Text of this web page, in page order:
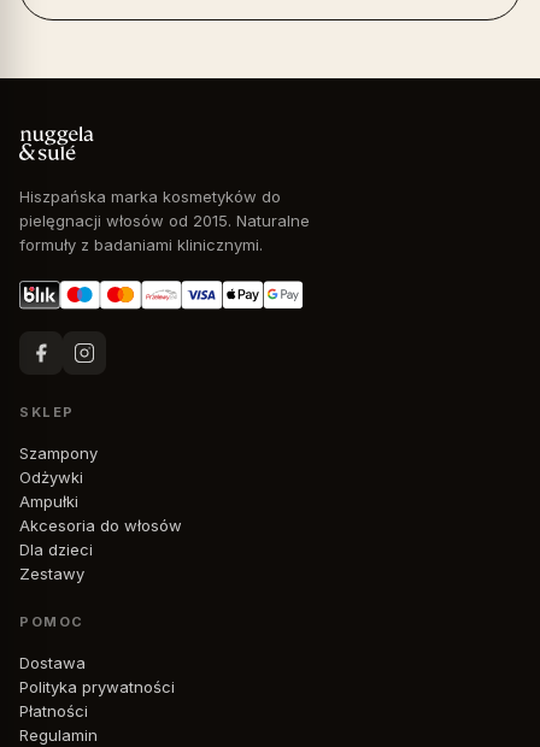
Hiszpańska marka kosmetyków do
pielęgnacji włosów od 2015. Naturalne
formuły z badaniami klinicznymi.
SKLEP
Szampony
Odżywki
Ampułki
Akcesoria do włosów
Dla dzieci
Zestawy
POMOC
Dostawa
Polityka prywatności
Płatności
Regulamin